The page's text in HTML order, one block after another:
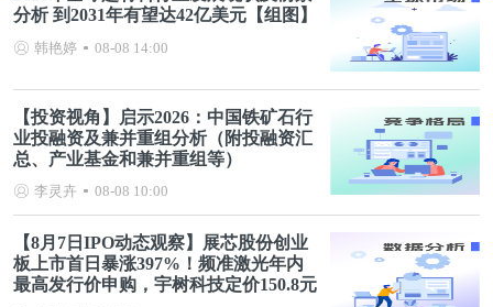
分析 到2031年有望达42亿美元【组图】
韩艳婷 08-08 14:00
【投资视角】启示2026：中国铁矿石行
业投融资及兼并重组分析（附投融资汇
总、产业基金和兼并重组等）
李灵卉 08-08 10:00
【8月7日IPO动态观察】展芯股份创业
板上市首日暴涨397%！频准激光年内
最高发行价申购，宇树科技定价150.8元